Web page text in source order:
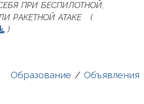
ПРИ БЕСПИЛОТНОЙ,
РАКЕТНОЙ АТАКЕ (
)
Образование /Объявления